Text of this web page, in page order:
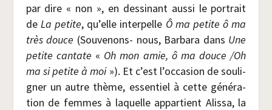
par dire « non », en des­si­nant aus­si le por­trait
de La petite, qu’elle inter­pelle Ô ma petite ô ma
très douce (Sou­ve­nons- nous, Bar­ba­ra dans Une
petite can­tate « Oh mon amie, ô ma douce /​Oh
ma si petite à moi »). Et c’est l’occasion de sou­li­
gner un autre thème, essen­tiel à cette géné­ra­
tion de femmes à laquelle appar­tient Alis­sa, la